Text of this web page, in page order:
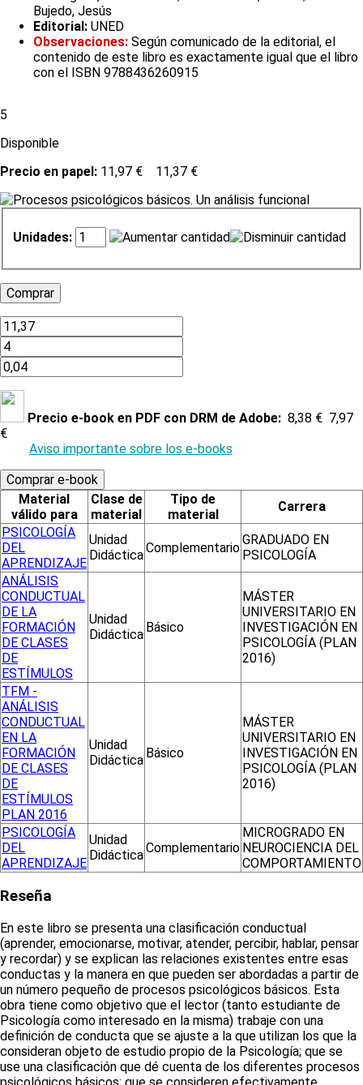
Bujedo, Jesús
Editorial: UNED
Observaciones: Según comunicado de la editorial, el
contenido de este libro es exactamente igual que el libro
con el ISBN 9788436260915
5
Disponible
Precio en papel: 11,97 € 11,37 €
Unidades:
Precio e-book en PDF con DRM de Adobe: 8,38 € 7,97
€
Aviso importante sobre los e-books
Material
válido para
Clase de
material
Tipo de
material
Carrera
PSICOLOGÍA
DEL
APRENDIZAJE
Unidad
DidácticaComplementario
GRADUADO EN
PSICOLOGÍA
ANÁLISIS
CONDUCTUAL
DE LA
FORMACIÓN
DE CLASES
DE
ESTÍMULOS
Unidad
Didáctica Básico
MÁSTER
UNIVERSITARIO EN
INVESTIGACIÓN EN
PSICOLOGÍA (PLAN
2016)
TFM -
ANÁLISIS
CONDUCTUAL
EN LA
FORMACIÓN
DE CLASES
DE
ESTÍMULOS
PLAN 2016
Unidad
Didáctica Básico
MÁSTER
UNIVERSITARIO EN
INVESTIGACIÓN EN
PSICOLOGÍA (PLAN
2016)
PSICOLOGÍA
DEL
APRENDIZAJE
Unidad
DidácticaComplementario
MICROGRADO EN
NEUROCIENCIA DEL
COMPORTAMIENTO
Reseña
En este libro se presenta una clasificación conductual
(aprender, emocionarse, motivar, atender, percibir, hablar, pensar
y recordar) y se explican las relaciones existentes entre esas
conductas y la manera en que pueden ser abordadas a partir de
un número pequeño de procesos psicológicos básicos. Esta
obra tiene como objetivo que el lector (tanto estudiante de
Psicología como interesado en la misma) trabaje con una
definición de conducta que se ajuste a la que utilizan los que la
consideran objeto de estudio propio de la Psicología; que se
use una clasificación que dé cuenta de los diferentes procesos